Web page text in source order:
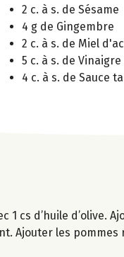
2 c. à s. de Sésame
4 g de Gingembre
2 c. à s. de Miel
5 c. à s. de
4 c. à s. de Sauce
cs d’huile d’olive.
Ajouter les